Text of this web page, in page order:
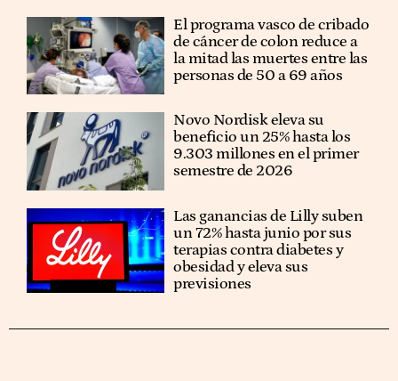
El programa vasco de cribado
de cáncer de colon reduce a
la mitad las muertes entre las
personas de 50 a 69 años
Novo Nordisk eleva su
beneficio un 25% hasta los
9.303 millones en el primer
semestre de 2026
Las ganancias de Lilly suben
un 72% hasta junio por sus
terapias contra diabetes y
obesidad y eleva sus
previsiones